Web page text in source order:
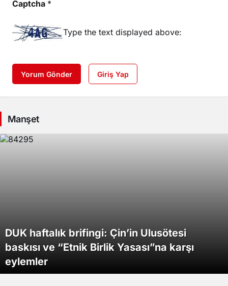
Captcha *
Type the text displayed above:
Yorum Gönder Giriş Yap
Manşet
DUK haftalık brifingi: Çin’in Ulusötesi
baskısı ve “Etnik Birlik Yasası”na karşı
eylemler
Hükümetin “Çerçeve Yasa” teklifi
komisyonda kabul edildi
Trump’ın müttefiki Kolombiya’nın yeni
cumhurbaşkanı yemin törenini
gerçekleştirdi
İşgalci israil 2 yaşlı Filistinliyi önce canlı
kalkan olarak kullandı, sonra infaz etti
Çin Başkonsolosluğu’nun İstanbul’daki
Etkinliğinde 3 Uygur Genç Gözaltına Alındı,
Bir Genç Darp Edildi